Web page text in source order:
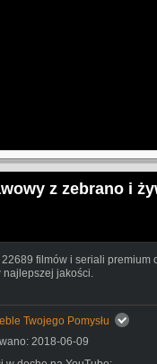
z zebrano i
filmów i seriali premium
jakości.
Twojego Pomysłu
2018-06-09